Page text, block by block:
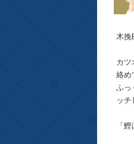
木挽
カツ
絡め
ふっ
ッチ
「